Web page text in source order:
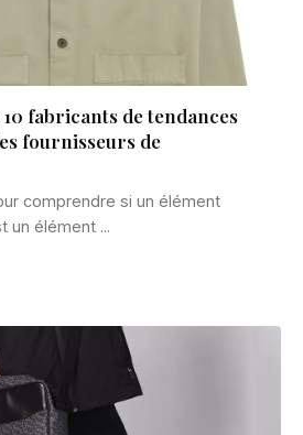
fabricants de tendances
fournisseurs de
comprendre si un élément
un élément ...